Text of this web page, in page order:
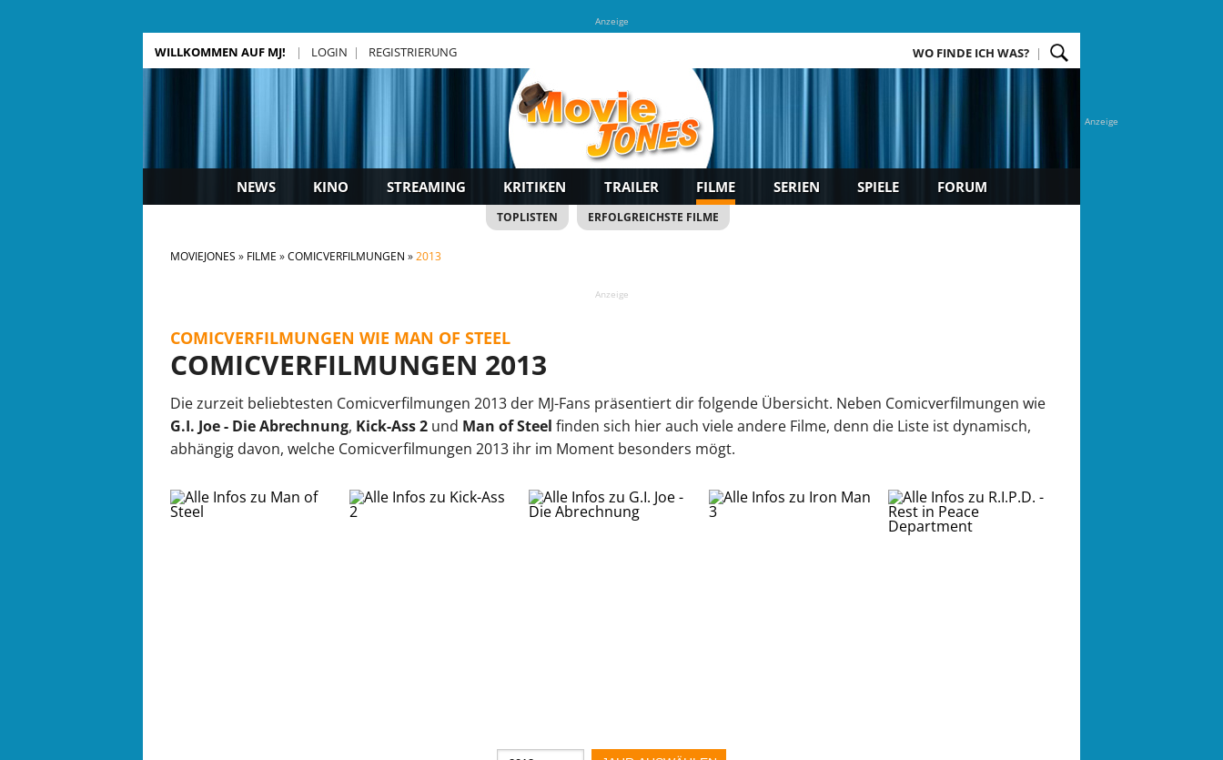
Anzeige
Anzeige
WILLKOMMEN AUF MJ! LOGIN REGISTRIERUNG WO FINDE ICH WAS?
NEWS KINO STREAMING KRITIKEN TRAILER FILME SERIEN SPIELE FORUM
TOPLISTEN ERFOLGREICHSTE FILME
MOVIEJONES FILME COMICVERFILMUNGEN 2013
Anzeige
COMICVERFILMUNGEN WIE MAN OF STEEL
COMICVERFILMUNGEN 2013
Die zurzeit beliebtesten Comicverfilmungen 2013 der MJ-Fans präsentiert dir folgende Übersicht. Neben Comicverfilmungen wie
G.I. Joe - Die Abrechnung, Kick-Ass 2 und Man of Steel finden sich hier auch viele andere Filme, denn die Liste ist dynamisch,
abhängig davon, welche Comicverfilmungen 2013 ihr im Moment besonders mögt.